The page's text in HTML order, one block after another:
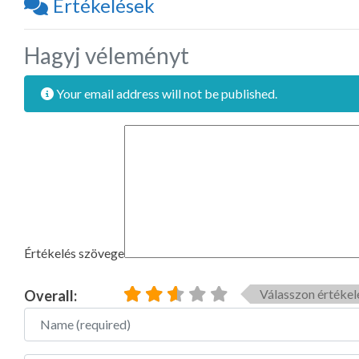
Értékelések
Hagyj véleményt
Your email address will not be published.
Értékelés szövege
Overall:
Válasszon
Name